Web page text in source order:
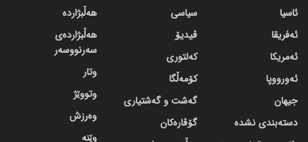
ئاسیا
ئەفریقا
ئەمریکا
ئەورووپا
جیهان
دسته‌بندی نشده
سیاسی
ڤیدیۆ
کەلتوری
کۆمەڵگا
گه‌شت و گه‌شتیاری
گۆڤاره‌کان
هەڵبژاردە
هەڵبژاردەی
سەرنووسەر
وتار
وتووێژ
وەرزش
وێنە